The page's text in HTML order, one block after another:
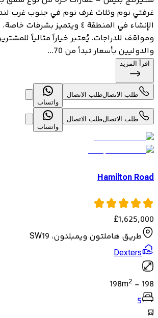
غرفتي نوم وثلاث غرف نوم في جنوب غرب
الإنشاء في المنطقة ٤ ويتميز
ومواقف للدراجات. يُعتبر خياراً مثالياً
والدوليين بأسعار تبدأ من 70...
اقرأ المزيد
طلب الاتصالطلب الاتصال
واتساب
طلب الاتصالطلب الاتصال
واتساب
Hamilton Road
£1,625,000
طريق هاملتون ويمبلدون، SW19
Dexters
198
-
198m2
5